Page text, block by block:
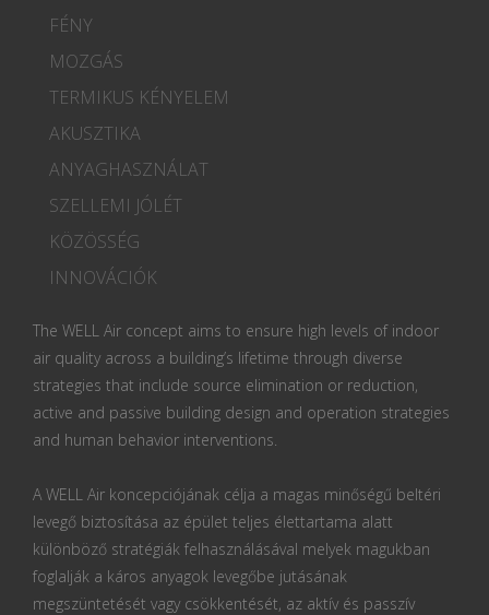
FÉNY
MOZGÁS
TERMIKUS KÉNYELEM
AKUSZTIKA
ANYAGHASZNÁLAT
SZELLEMI JÓLÉT
KÖZÖSSÉG
INNOVÁCIÓK
The WELL Air concept aims to ensure high levels of indoor
air quality across a building’s lifetime through diverse
strategies that include source elimination or reduction,
active and passive building design and operation strategies
and human behavior interventions.
A WELL Air koncepciójának célja a magas minőségű beltéri
levegő biztosítása az épület teljes élettartama alatt
különböző stratégiák felhasználásával melyek magukban
foglalják a káros anyagok levegőbe jutásának
megszüntetését vagy csökkentését, az aktív és passzív